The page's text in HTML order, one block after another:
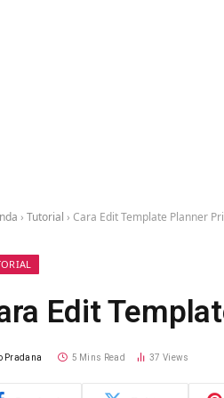
› Tutorial › Cara Edit Template Planner
Edit
Pradana 5 Mins Read 37Views